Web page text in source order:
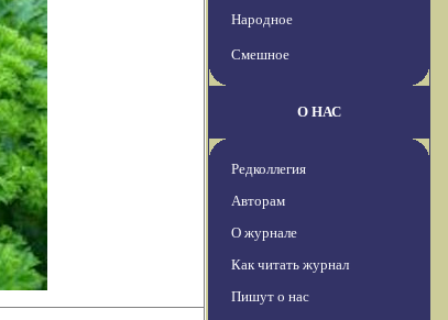
Народное
Смешное
О НАС
Редколлегия
Авторам
О журнале
Как читать журнал
Пишут о нас